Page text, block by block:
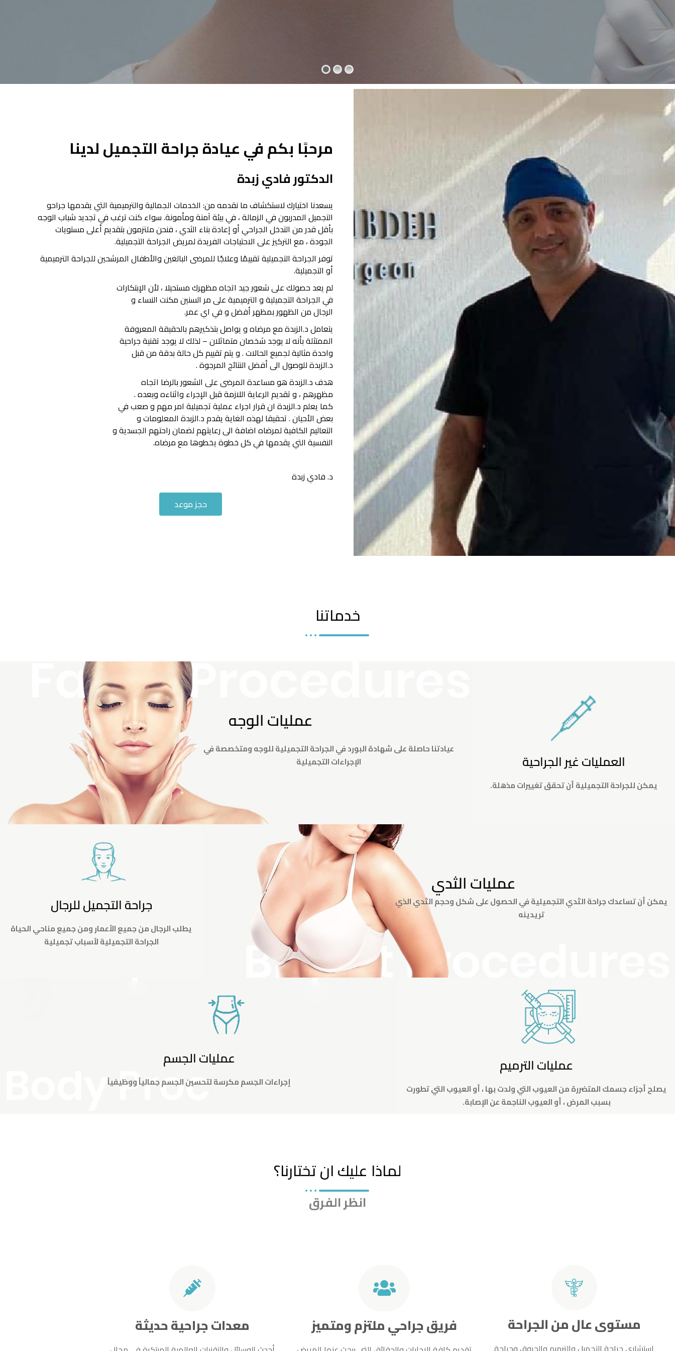
مرحبًا بكم في عيادة جراحة التجميل لدينا
الدكتور فادي زبدة
يسعدنا اختيارك لاستكشاف ما نقدمه من: الخدمات الجمالية والترميمية التي يقدمها جراحو
التجميل المدربون في الزمالة ، في بيئة آمنة ومأمونة. سواء كنت ترغب في تجديد شباب الوجه
بأقل قدر من التدخل الجراحي أو إعادة بناء الثدي ، فنحن ملتزمون بتقديم أعلى مستويات
الجودة ، مع التركيز على الاحتياجات الفريدة لمريض الجراحة التجميلية.
توفر الجراحة التجميلية تقييمًا وعلاجًا للمرضى البالغين والأطفال المرشحين للجراحة الترميمية
أو التجميلية.
لم يعد حصولك على شعور جيد اتجاه مظهرك مستحيلا ، لأن الإبتكارات
في الجراحة التجميلية و الترميمية على مر السنين مكنت النساء و
الرجال من الظهور بمظهر أفضل و في اي عمر.
يتعامل د.الزبدة مع مرضاه و يواصل بتذكيرهم بالحقيقة المعروفة
الممتثلة بأنه لا يوجد شخصان متماثلان – لذلك لا يوجد تقنية جراحية
واحدة مثالية لجميع الحالات . و يتم تقييم كل حالة بدقة من قبل
د.الزبدة للوصول الى أفضل النتائج المرجوة .
هدف د.الزبدة هو مساعدة المرضى على الشعور بالرضا اتجاه
مظهرهم ، و تقديم الرعاية اللازمة قبل الإجراء واثناءه وبعده .
كما يعلم د.الزبدة ان قرار اجراء عملية تجميلية امر مهم و صعب في
بعض الأحيان . تحقيقا لهذه الغاية يقدم د.الزبدة المعلومات و
التعاليم الكافية لمرضاه اضافة الى رعايتهم لضمان راحتهم الجسدية و
النفسية التي يقدمها في كل خطوة يخطوها مع مرضاه.
د. فادي زبدة
حجز موعد
خدماتنا
العمليات غير الجراحية
يمكن للجراحة التجميلية أن تحقق تغييرات مذهلة.
عمليات الوجه
عيادتنا حاصلة على شهادة البورد في الجراحة التجميلية للوجه ومتخصصة في
الإجراءات التجميلية
عمليات الثدي
يمكن أن تساعدك جراحة الثدي التجميلية في الحصول على شكل وحجم الثدي الذي
تريدينه
جراحة التجميل للرجال
يطلب الرجال من جميع الأعمار ومن جميع مناحي الحياة
الجراحة التجميلية لأسباب تجميلية
عمليات الترميم
يصلح أجزاء جسمك المتضررة من العيوب التي ولدت بها ، أو العيوب التي تطورت
بسبب المرض ، أو العيوب الناجمة عن الإصابة.
عمليات الجسم
إجراءات الجسم مكرسة لتحسين الجسم جمالياً ووظيفياً
لماذا عليك ان تختارنا؟
انظر الفرق
مستوى عال من الجراحة فريق جراحي ملتزم ومتميز معدات جراحية حديثة